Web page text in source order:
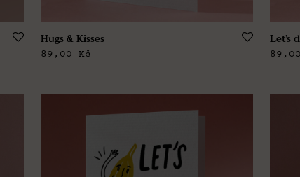
Hugs & Kisses
89,00 Kč
Let’s
89,00